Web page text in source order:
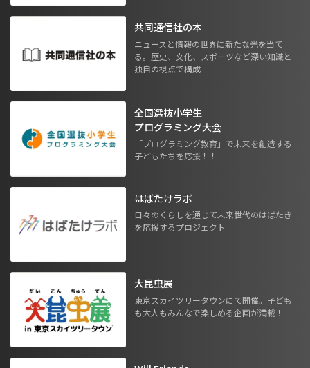
共同通信社の本
ニュースと情報の世界に新たな光を当て
る。歴史、文化、スポーツなど深い知識と
独自の視点で構成
全国選抜小学生
プログラミング大会
「プログラミング教育」で未来を創造する
子どもたちを応援！！
はばたけラボ
日々のくらしを通じて未来世代のはばたき
を応援するプロジェクト
大昆虫展
東京スカイツリータウンにて開催。子ども
も大人もみんなで楽しめる企画が満載！